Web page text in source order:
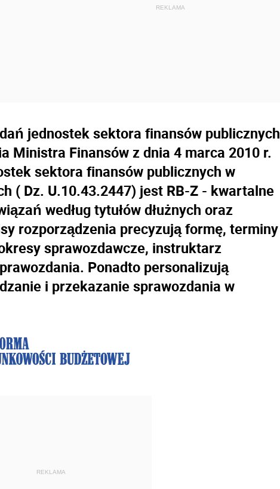
jednostek sektora finansów publicznych
Ministra Finansów z dnia 4 marca 2010 r.
sektora finansów publicznych w
( Dz. U.10.43.2447) jest RB-Z - kwartalne
według tytułów dłużnych oraz
rozporządzenia precyzują formę, terminy
sprawozdawcze, instruktarz
Ponadto personalizują
i przekazanie sprawozdania w
REKLAMA